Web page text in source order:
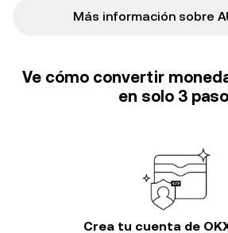
Más información sobre
Ve cómo convertir
en solo 3
Crea tu cuenta de